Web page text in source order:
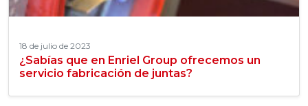
18 de julio de 2023
¿Sabías que en Enriel Group ofrecemos un
servicio fabricación de juntas?